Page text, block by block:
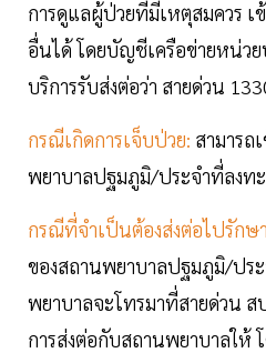
การดูแลผู้ป่วยที่มีเหตุสมควร เ
อื่นได้ โดยบัญชีเครือข่ายหน่ว
บริการรับส่งต่อว่า สายด่วน
กรณีเกิดการเจ็บป่วย: สามารถ
พยาบาลปฐมภูมิ/ประจำที่ลงท
กรณีที่จำเป็นต้องส่งต่อไปรักษ
ของสถานพยาบาลปฐมภูมิ/ปร
พยาบาลจะโทรมาที่สายด่วน
การส่งต่อกับสถานพยาบาลให้